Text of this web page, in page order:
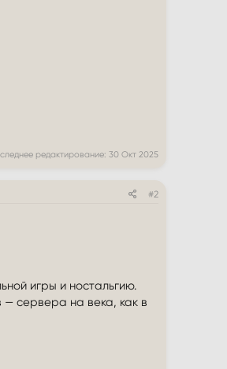
редактирование: 30 Окт 2025
#2
игры и ностальгию.
сервера на века, как в